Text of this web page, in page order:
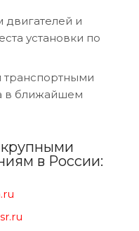
двигателей и
установки по
транспортными
в ближайшем
в России: